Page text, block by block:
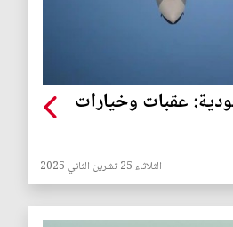
أف-35 للسعودية: عقبات وخيارات
الثلاثاء 25 تشرين الثاني 2025